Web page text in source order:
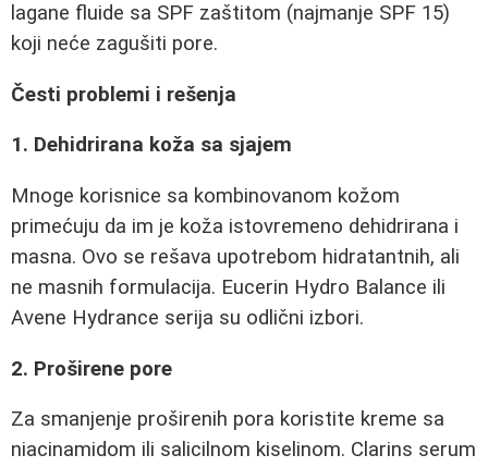
lagane fluide sa SPF zaštitom (najmanje SPF 15)
koji neće zagušiti pore.
Česti problemi i rešenja
1. Dehidrirana koža sa sjajem
Mnoge korisnice sa kombinovanom kožom
primećuju da im je koža istovremeno dehidrirana i
masna. Ovo se rešava upotrebom hidratantnih, ali
ne masnih formulacija. Eucerin Hydro Balance ili
Avene Hydrance serija su odlični izbori.
2. Proširene pore
Za smanjenje proširenih pora koristite kreme sa
niacinamidom ili salicilnom kiselinom. Clarins serum